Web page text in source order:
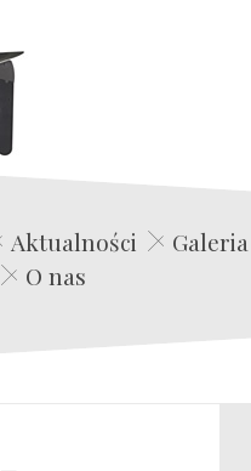
Edwin Film Agencja Aktorska
Aktualności
Galeria
O nas